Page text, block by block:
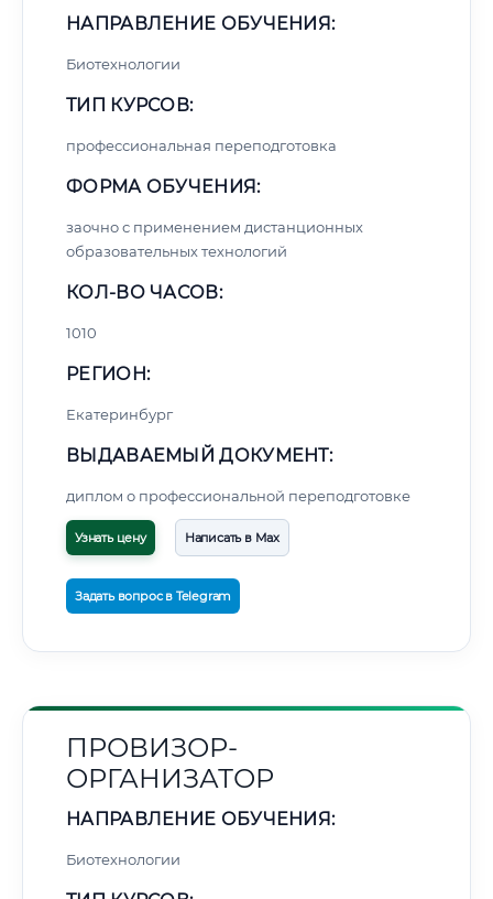
НАПРАВЛЕНИЕ ОБУЧЕНИЯ:
Биотехнологии
ТИП КУРСОВ:
профессиональная переподготовка
ФОРМА ОБУЧЕНИЯ:
заочно с применением дистанционных
образовательных технологий
КОЛ-ВО ЧАСОВ:
1010
РЕГИОН:
Екатеринбург
ВЫДАВАЕМЫЙ ДОКУМЕНТ:
диплом о профессиональной переподготовке
Узнать цену Написать в Max
Задать вопрос в Telegram
ПРОВИЗОР-
ОРГАНИЗАТОР
НАПРАВЛЕНИЕ ОБУЧЕНИЯ:
Биотехнологии